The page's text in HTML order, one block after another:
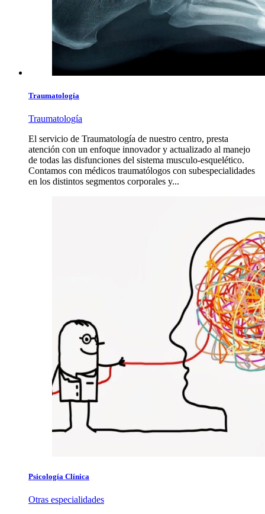
Traumatología
Traumatología
El servicio de Traumatología de nuestro centro, presta
atención con un enfoque innovador y actualizado al manejo
de todas las disfunciones del sistema musculo-esquelético.
Contamos con médicos traumatólogos con subespecialidades
en los distintos segmentos corporales y...
Psicología Clínica
Otras especialidades